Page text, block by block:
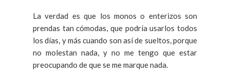
La verdad es que los monos o enterizos son
prendas tan cómodas, que podría usarlos todos
los días, y más cuando son así de sueltos, porque
no molestan nada, y no me tengo que estar
preocupando de que se me marque nada.